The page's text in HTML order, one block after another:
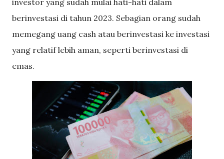
berinvestasi di tahun 2023. Sebagian orang sudah
memegang uang cash atau berinvestasi ke investasi
yang relatif lebih aman, seperti berinvestasi di
emas.